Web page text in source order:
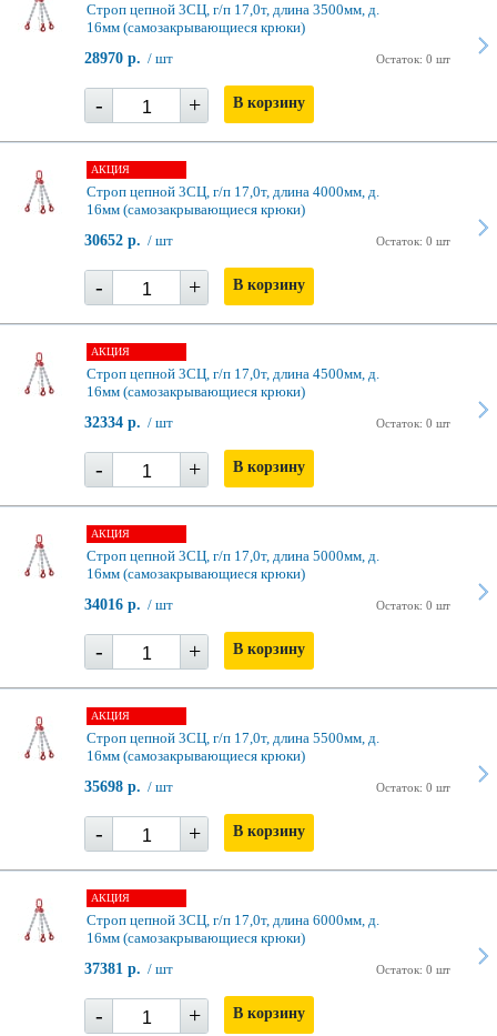
Строп цепной 3СЦ, г/п 17,0т, длина 3500мм, д.
16мм (самозакрывающиеся крюки)
Остаток: 0 шт
28970 р. / шт
- + В корзину
АКЦИЯ
Строп цепной 3СЦ, г/п 17,0т, длина 4000мм, д.
16мм (самозакрывающиеся крюки)
Остаток: 0 шт
30652 р. / шт
- + В корзину
АКЦИЯ
Строп цепной 3СЦ, г/п 17,0т, длина 4500мм, д.
16мм (самозакрывающиеся крюки)
Остаток: 0 шт
32334 р. / шт
- + В корзину
АКЦИЯ
Строп цепной 3СЦ, г/п 17,0т, длина 5000мм, д.
16мм (самозакрывающиеся крюки)
Остаток: 0 шт
34016 р. / шт
- + В корзину
АКЦИЯ
Строп цепной 3СЦ, г/п 17,0т, длина 5500мм, д.
16мм (самозакрывающиеся крюки)
Остаток: 0 шт
35698 р. / шт
- + В корзину
АКЦИЯ
Строп цепной 3СЦ, г/п 17,0т, длина 6000мм, д.
16мм (самозакрывающиеся крюки)
Остаток: 0 шт
37381 р. / шт
- + В корзину